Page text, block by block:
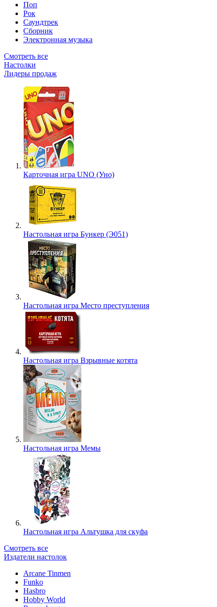
Поп
Рок
Саундтрек
Сборник
Электронная музыка
Смотреть все
Настолки
Лидеры продаж
Карточная игра UNO (Уно)
Настольная игра Бункер (Э051)
Настольная игра Место преступления
Настольная игра Взрывные котята
Настольная игра Мемы
Настольная игра Альтушка для скуфа
Смотреть все
Издатели настолок
Arcane Tinmen
Funko
Hasbro
Hobby World